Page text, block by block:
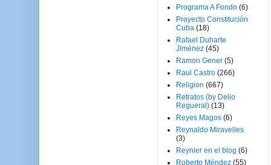
Programa A Fondo (6)
Proyecto Constitución
Cuba (18)
Rafael Duharte
Jiménez (45)
Ramon Gener (5)
Raul Castro (266)
Religion (667)
Retratos (by Delio
Regueral) (13)
Reyes Magos (6)
Reynaldo Miravelles
(3)
Reynier en el blog (6)
Roberto Méndez (55)